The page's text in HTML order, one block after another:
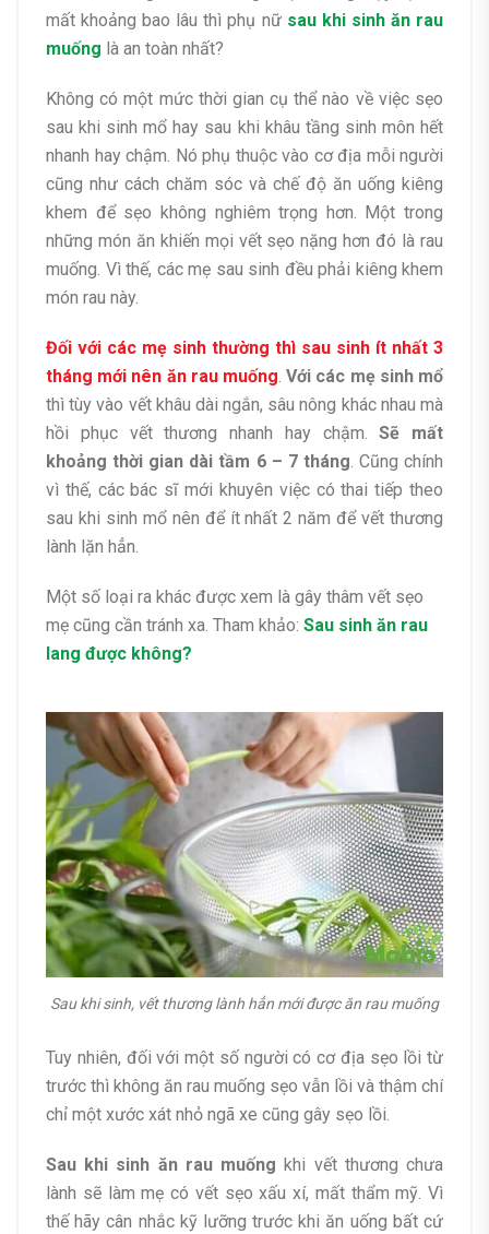
mất khoảng bao lâu thì phụ nữ sau khi sinh ăn rau
muống là an toàn nhất?
Không có một mức thời gian cụ thể nào về việc sẹo
sau khi sinh mổ hay sau khi khâu tầng sinh môn hết
nhanh hay chậm. Nó phụ thuộc vào cơ địa mỗi người
cũng như cách chăm sóc và chế độ ăn uống kiêng
khem để sẹo không nghiêm trọng hơn. Một trong
những món ăn khiến mọi vết sẹo nặng hơn đó là rau
muống. Vì thế, các mẹ sau sinh đều phải kiêng khem
món rau này.
Đối với các mẹ sinh thường thì sau sinh ít nhất 3
tháng mới nên ăn rau muống.Với các mẹ sinh mổ
thì tùy vào vết khâu dài ngắn, sâu nông khác nhau mà
hồi phục vết thương nhanh hay chậm.Sẽ mất
khoảng thời gian dài tầm 6 – 7 tháng. Cũng chính
vì thế, các bác sĩ mới khuyên việc có thai tiếp theo
sau khi sinh mổ nên để ít nhất 2 năm để vết thương
lành lặn hẳn.
Một số loại ra khác được xem là gây thâm vết sẹo
mẹ cũng cần tránh xa. Tham khảo: Sau sinh ăn rau
lang được không?
Sau khi sinh, vết thương lành hẳn mới được ăn rau muống
Tuy nhiên, đối với một số người có cơ địa sẹo lồi từ
trước thì không ăn rau muống sẹo vẫn lồi và thậm chí
chỉ một xước xát nhỏ ngã xe cũng gây sẹo lồi.
Sau khi sinh ăn rau muống khi vết thương chưa
lành sẽ làm mẹ có vết sẹo xấu xí, mất thẩm mỹ. Vì
thế hãy cân nhắc kỹ lưỡng trước khi ăn uống bất cứ